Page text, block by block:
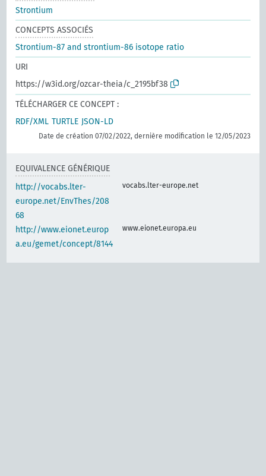
Strontium
CONCEPTS ASSOCIÉS
Strontium-87 and strontium-86 isotope ratio
URI
https://w3id.org/ozcar-theia/c_2195bf38
TÉLÉCHARGER CE CONCEPT :
RDF/XML TURTLE JSON-LD
Date de création 07/02/2022, dernière modification le 12/05/2023
EQUIVALENCE GÉNÉRIQUE
http://vocabs.lter-
europe.net/EnvThes/208
68
vocabs.lter-europe.net
http://www.eionet.europ
a.eu/gemet/concept/8144
www.eionet.europa.eu